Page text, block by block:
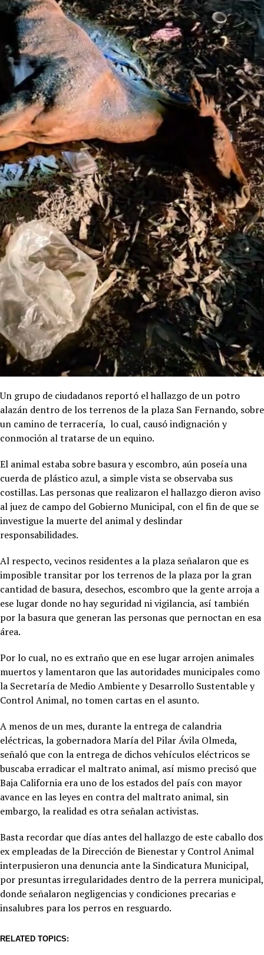
Un grupo de ciudadanos reportó el hallazgo de un potro
alazán dentro de los terrenos de la plaza San Fernando, sobre
un camino de terracería, lo cual, causó indignación y
conmoción al tratarse de un equino.
El animal estaba sobre basura y escombro, aún poseía una
cuerda de plástico azul, a simple vista se observaba sus
costillas. Las personas que realizaron el hallazgo dieron aviso
al juez de campo del Gobierno Municipal, con el fin de que se
investigue la muerte del animal y deslindar
responsabilidades.
Al respecto, vecinos residentes a la plaza señalaron que es
imposible transitar por los terrenos de la plaza por la gran
cantidad de basura, desechos, escombro que la gente arroja a
ese lugar donde no hay seguridad ni vigilancia, así también
por la basura que generan las personas que pernoctan en esa
área.
Por lo cual, no es extraño que en ese lugar arrojen animales
muertos y lamentaron que las autoridades municipales como
la Secretaría de Medio Ambiente y Desarrollo Sustentable y
Control Animal, no tomen cartas en el asunto.
A menos de un mes, durante la entrega de calandria
eléctricas, la gobernadora María del Pilar Ávila Olmeda,
señaló que con la entrega de dichos vehículos eléctricos se
buscaba erradicar el maltrato animal, así mismo precisó que
Baja California era uno de los estados del país con mayor
avance en las leyes en contra del maltrato animal, sin
embargo, la realidad es otra señalan activistas.
Basta recordar que días antes del hallazgo de este caballo dos
ex empleadas de la Dirección de Bienestar y Control Animal
interpusieron una denuncia ante la Sindicatura Municipal,
por presuntas irregularidades dentro de la perrera municipal,
donde señalaron negligencias y condiciones precarias e
insalubres para los perros en resguardo.
RELATED TOPICS: